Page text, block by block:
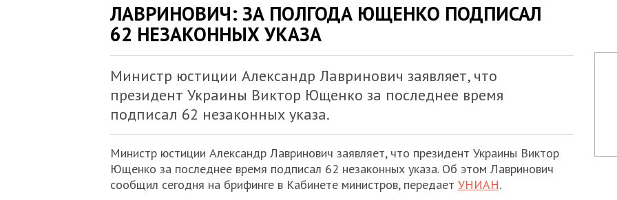
ЛАВРИНОВИЧ: ЗА ПОЛГОДА ЮЩЕНКО ПОДПИСАЛ
62 НЕЗАКОННЫХ УКАЗА
Министр юстиции Александр Лавринович заявляет, что
президент Украины Виктор Ющенко за последнее время
подписал 62 незаконных указа.
Министр юстиции Александр Лавринович заявляет, что президент Украины Виктор
Ющенко за последнее время подписал 62 незаконных указа. Об этом Лавринович
сообщил сегодня на брифинге в Кабинете министров, передает УНИАН.